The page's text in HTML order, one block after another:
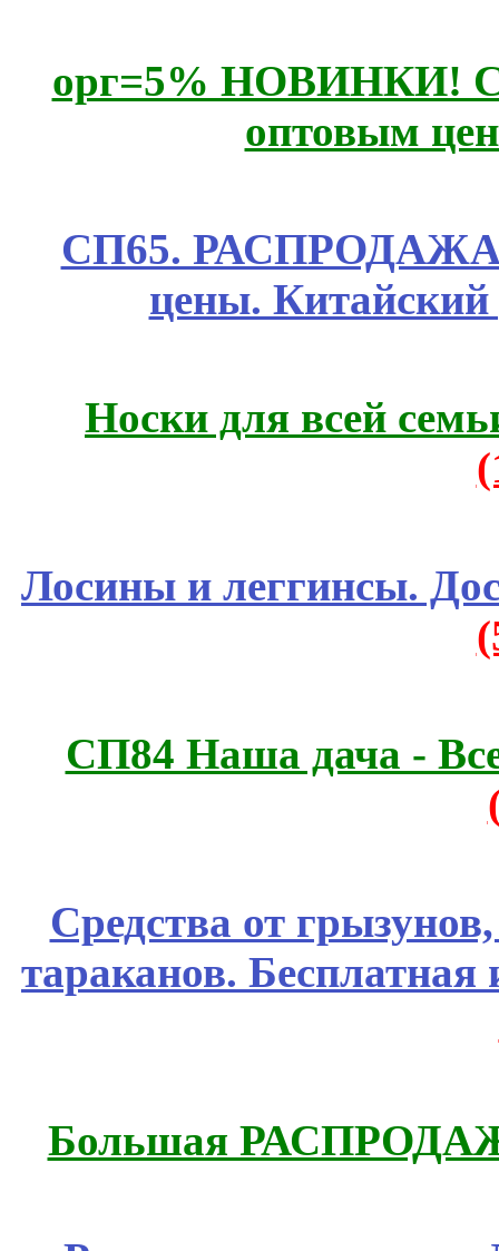
орг=5% НОВИНКИ!
оптовым
СП65. РАСПРОДАЖА!
цены.
Носки для всей
Лосины и леггинсы.
СП84 Наша дача -
Средства от
тараканов.
Большая